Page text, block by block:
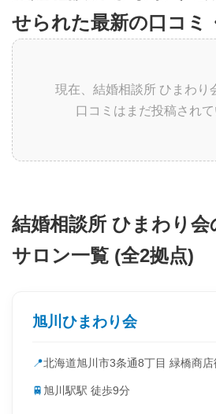
せられた最新の口コミ
現在、結婚相談所 ひまわり
口コミはまだ投稿されて
結婚相談所 ひまわり会
サロン一覧 (全2拠点)
旭川ひまわり会
📍北海道旭川市3条通8丁目 緑橋商店
🚆 旭川駅駅 徒歩9分